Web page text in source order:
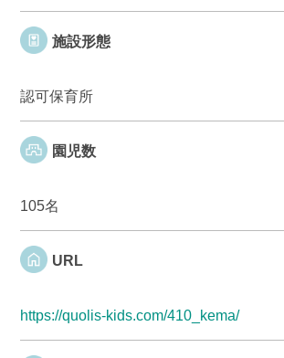
施設形態
認可保育所
園児数
105名
URL
https://quolis-kids.com/410_kema/